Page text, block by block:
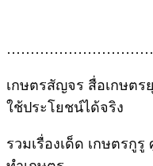
เกษตรสัญจร สื่อเกษต
ใช้ประโยชน์ได้จริง
รวมเรื่องเด็ด เกษตรกู